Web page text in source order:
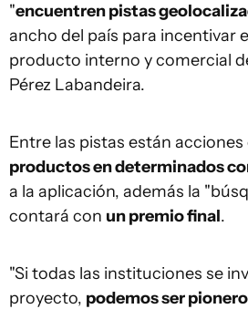
"encuentren pistas
ancho del país para incentivar
producto interno y comercial
Pérez Labandeira.
Entre las pistas están
productos en determinados
a la aplicación, además la
contará con un premio final.
"Si todas las instituciones se
proyecto, podemos ser